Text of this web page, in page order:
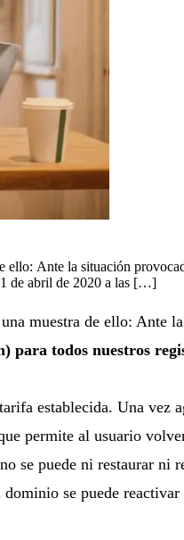
ello: Ante la situación
1 de abril de 2020 a las […]
muestra de ello: Ante
para todos nuestros
establecida. Una vez
permite al usuario
se puede ni restaurar ni
se puede reactivar